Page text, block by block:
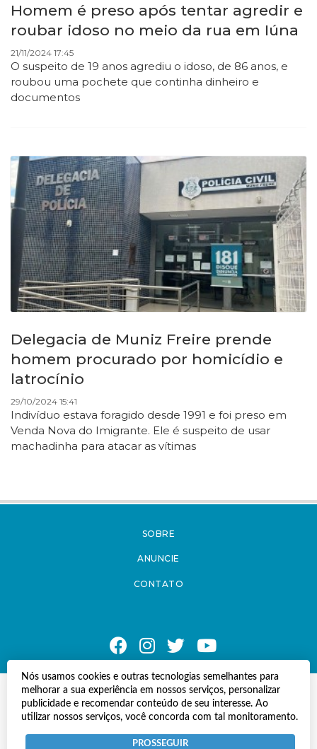
Nós usamos cookies e outras tecnologias semelhantes para
melhorar a sua experiência em nossos serviços, personalizar
publicidade e recomendar conteúdo de seu interesse. Ao
utilizar nossos serviços, você concorda com tal monitoramento.
PROSSEGUIR
Homem é preso após tentar agredir e
roubar idoso no meio da rua em Iúna
21/11/2024 17:45
O suspeito de 19 anos agrediu o idoso, de 86 anos, e
roubou uma pochete que continha dinheiro e
documentos
Delegacia de Muniz Freire prende
homem procurado por homicídio e
latrocínio
29/10/2024 15:41
Indivíduo estava foragido desde 1991 e foi preso em
Venda Nova do Imigrante. Ele é suspeito de usar
machadinha para atacar as vítimas
SOBRE
ANUNCIE
CONTATO
© Copyright 2021 A Notícia do Caparaó.
Todos os direitos reservados.
Desenvolvido por
Termos e Políticas de Uso